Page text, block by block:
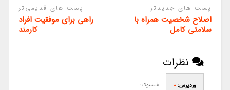
پست های جدیدتر
اصلاح شخصیت همراه با
سلامتی کامل
پست های قدیمی‌تر
راهی برای موفقیت افراد
کارمند
نظرات
وردپرس: 0 فیسبوک: